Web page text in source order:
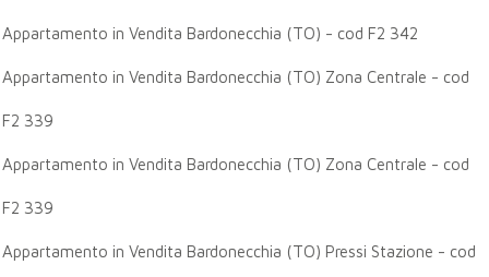
Appartamento in Vendita Bardonecchia (TO) - cod F2 342
Appartamento in Vendita Bardonecchia (TO) Zona Centrale - cod
F2 339
Appartamento in Vendita Bardonecchia (TO) Zona Centrale - cod
F2 339
Appartamento in Vendita Bardonecchia (TO) Pressi Stazione - cod